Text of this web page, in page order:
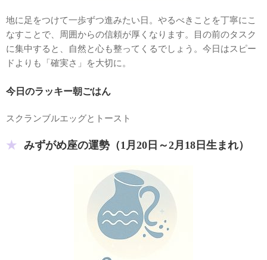
地に足をつけて一歩ずつ進みたい日。やるべきことを丁寧にこ
なすことで、周囲からの信頼が厚くなります。目の前のタスク
に集中すると、自然と心も整ってくるでしょう。今日はスピー
ドよりも「確実さ」を大切に。
今日のラッキー朝ごはん
スクランブルエッグとトースト
みずがめ座の運勢（1月20日～2月18日生まれ）